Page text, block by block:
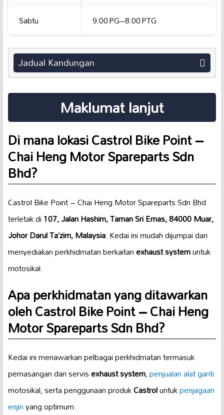
Sabtu
9:00 PG–8:00 PTG
Jadual Kandungan
Maklumat lanjut
Di mana lokasi Castrol Bike Point –
Chai Heng Motor Spareparts Sdn
Bhd?
Castrol Bike Point – Chai Heng Motor Spareparts Sdn Bhd
terletak di107, Jalan Hashim, Taman Sri Emas, 84000 Muar,
Johor Darul Ta’zim, Malaysia. Kedai ini mudah dijumpai dan
menyediakan perkhidmatan berkaitanexhaust systemuntuk
motosikal.
Apa perkhidmatan yang ditawarkan
oleh Castrol Bike Point – Chai Heng
Motor Spareparts Sdn Bhd?
Kedai ini menawarkan pelbagai perkhidmatan termasuk
pemasangan dan servisexhaust system,penjualan alat ganti
motosikal, serta penggunaan produkCastroluntukpenjagaan
enjinyang optimum.